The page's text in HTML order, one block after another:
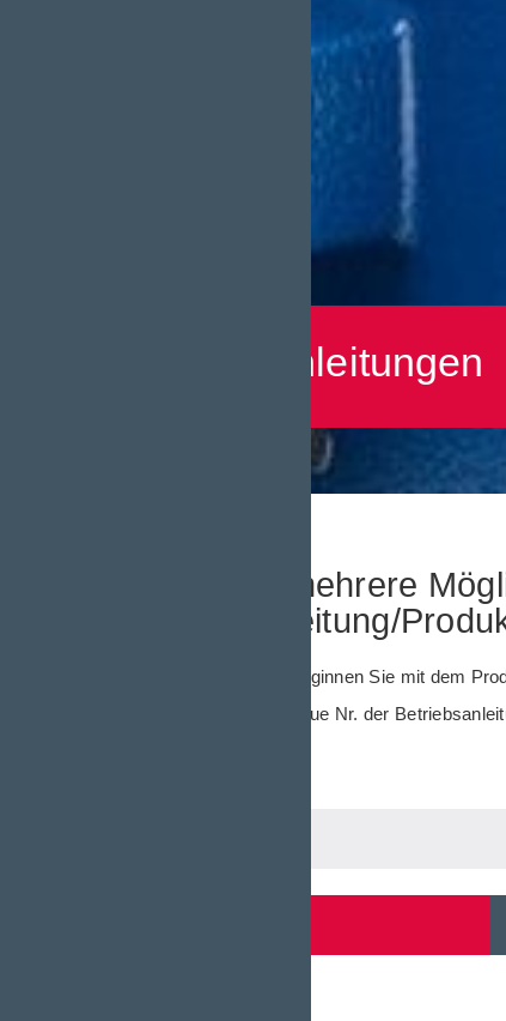
Betriebsanleitungen
Sie haben mehrere
Betriebsanleitung/
Setzen Sie Filter. Beginnen Sie mit dem
Sie kennen die genaue Nr. der